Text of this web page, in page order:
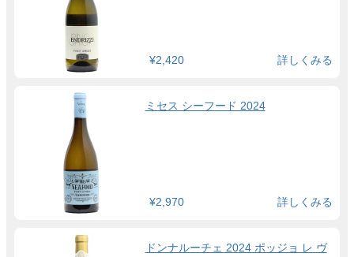
¥2,420 詳しくみる
ミセス シーフード 2024
¥2,970 詳しくみる
ドンナルーチェ 2024 ポッジョ レ ヴ